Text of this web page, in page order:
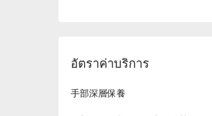
อัตราค่าบริการ
手部深層保養